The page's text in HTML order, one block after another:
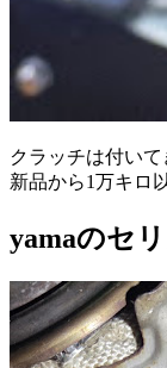
クラッチは付い
新品から1万キロ
yamaのセ